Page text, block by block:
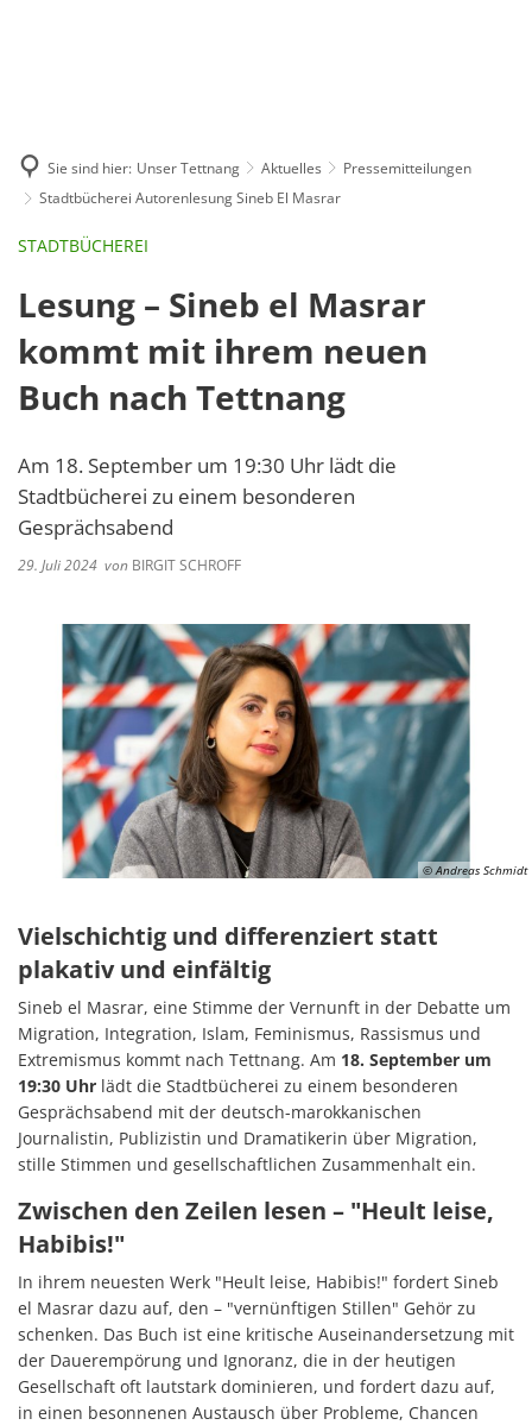
Sie sind hier: Unser Tettnang Aktuelles
Pressemitteilungen
Stadtbücherei Autorenlesung Sineb El Masrar
STADTBÜCHEREI
Lesung – Sineb el Masrar
kommt mit ihrem neuen
Buch nach Tettnang
Am 18. September um 19:30 Uhr lädt die
Stadtbücherei zu einem besonderen
Gesprächsabend
29. Juli 2024 von BIRGIT SCHROFF
© Andreas Schmidt
Vielschichtig und differenziert statt
plakativ und einfältig
Sineb el Masrar, eine Stimme der Vernunft in der Debatte um
Migration, Integration, Islam, Feminismus, Rassismus und
Extremismus kommt nach Tettnang. Am 18. September um
19:30 Uhr lädt die Stadtbücherei zu einem besonderen
Gesprächsabend mit der deutsch-marokkanischen
Journalistin, Publizistin und Dramatikerin über Migration,
stille Stimmen und gesellschaftlichen Zusammenhalt ein.
Zwischen den Zeilen lesen – "Heult leise,
Habibis!"
In ihrem neuesten Werk "Heult leise, Habibis!" fordert Sineb
el Masrar dazu auf, den – "vernünftigen Stillen" Gehör zu
schenken. Das Buch ist eine kritische Auseinandersetzung mit
der Dauerempörung und Ignoranz, die in der heutigen
Gesellschaft oft lautstark dominieren, und fordert dazu auf,
in einen besonnenen Austausch über Probleme, Chancen